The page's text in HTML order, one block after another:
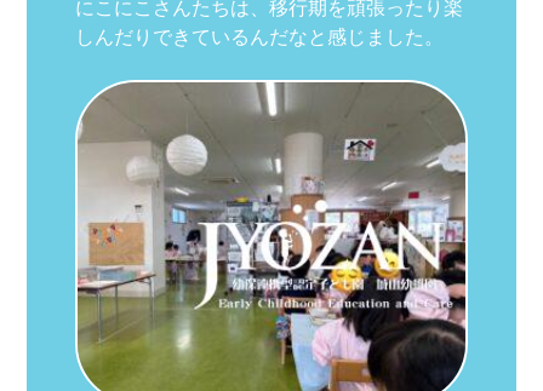
にこにこさんたちは、移行期を頑張ったり楽
しんだりできているんだなと感じました。